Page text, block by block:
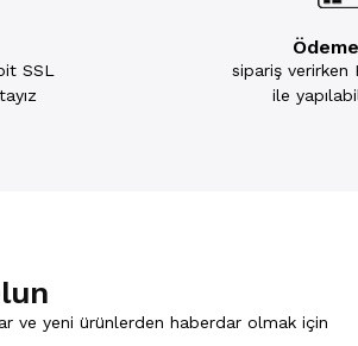
SSL
sipariş
ile
ve yeni ürünlerden haberdar olmak için